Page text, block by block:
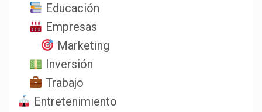
Educación
Empresas
Marketing
Inversión
Trabajo
Entretenimiento